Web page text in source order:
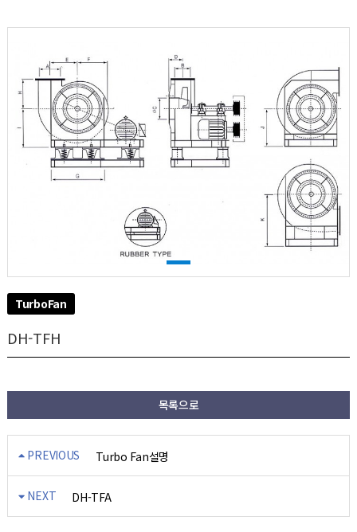
TurboFan
DH-TFH
목록으로
PREVIOUS Turbo Fan설명
NEXT DH-TFA